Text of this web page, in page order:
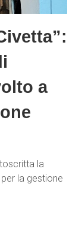
a
la
la gestione